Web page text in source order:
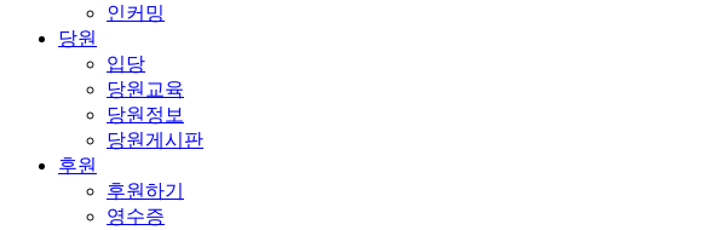
인커밍
당원
입당
당원교육
당원정보
당원게시판
후원
후원하기
영수증